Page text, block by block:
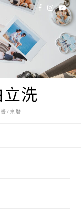
洗
/桌曆